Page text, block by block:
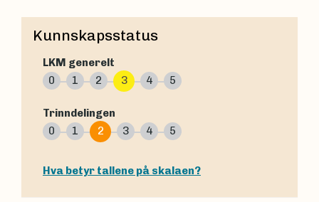
Kunnskapsstatus
LKM generelt
0
1 2 3 4 5
Trinndelingen
0
1 2 3 4 5
Hva betyr tallene på skalaen?